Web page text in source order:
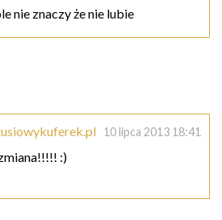
nie znaczy że nie lubie
10 lipca 2013 18:41
:)